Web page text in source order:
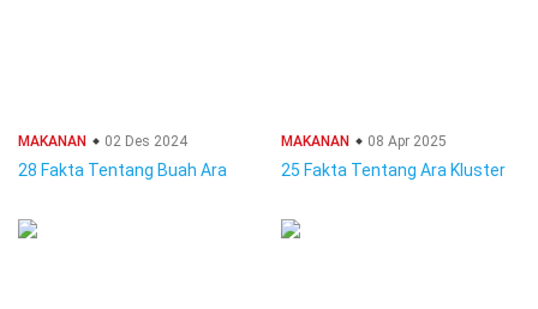
MAKANAN 02 Des 2024
28 Fakta Tentang Buah Ara
MAKANAN 08 Apr 2025
25 Fakta Tentang Ara Kluster